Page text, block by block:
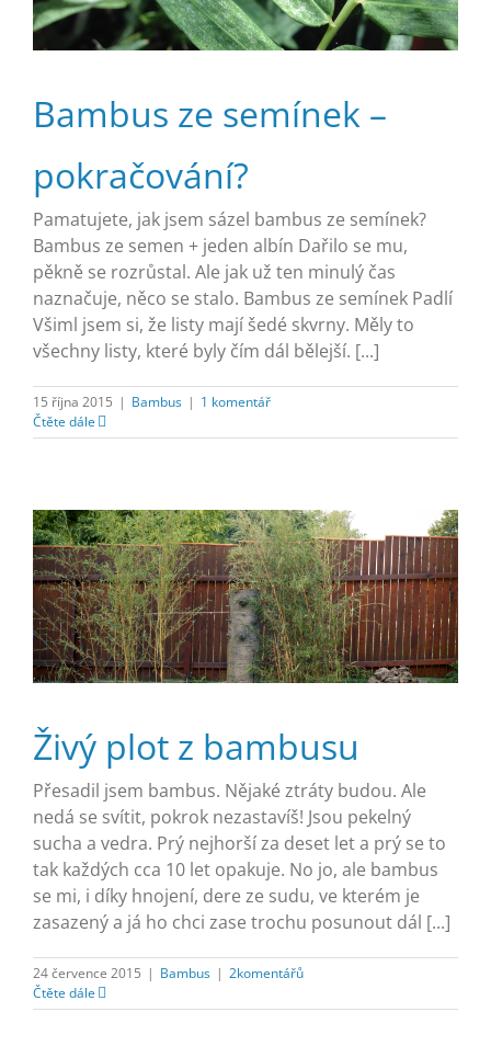
Bambus ze semínek –
pokračování?
Pamatujete, jak jsem sázel bambus ze semínek?
Bambus ze semen + jeden albín Dařilo se mu,
pěkně se rozrůstal. Ale jak už ten minulý čas
naznačuje, něco se stalo. Bambus ze semínek Padlí
Všiml jsem si, že listy mají šedé skvrny. Měly to
všechny listy, které byly čím dál bělejší. [...]
15 října 2015 | Bambus | 1 komentář
Čtěte dále
Živý plot z bambusu
Přesadil jsem bambus. Nějaké ztráty budou. Ale
nedá se svítit, pokrok nezastavíš! Jsou pekelný
sucha a vedra. Prý nejhorší za deset let a prý se to
tak každých cca 10 let opakuje. No jo, ale bambus
se mi, i díky hnojení, dere ze sudu, ve kterém je
zasazený a já ho chci zase trochu posunout dál [...]
24 července 2015 | Bambus | 2komentářů
Čtěte dále